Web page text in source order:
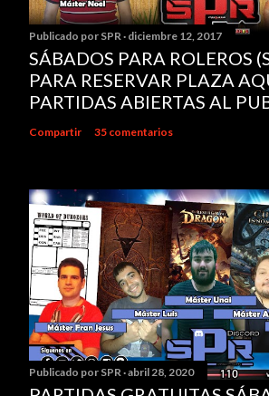
Publicado por SPR diciembre 12, 2017
SÁBADOS PARA ROLEROS
PARA RESERVAR PLAZA
PARTIDAS ABIERTAS AL
Compartir 35 comentarios
Publicado por SPR abril 28, 2020